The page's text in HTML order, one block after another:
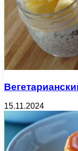
15.11.2024